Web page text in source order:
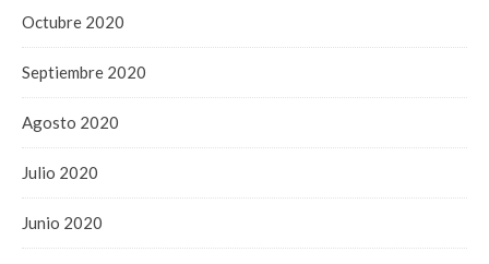
Octubre 2020
Septiembre 2020
Agosto 2020
Julio 2020
Junio 2020